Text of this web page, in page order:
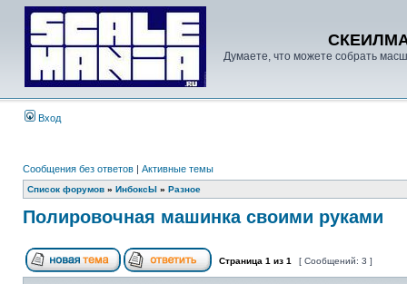
Думаете, что можете собрать
Вход
Сообщения без ответов | Активные темы
Список форумов » ИнбоксЫ » Разное
Полировочная машинка своими руками
Страница 1 из 1 [ Сообщений: 3 ]